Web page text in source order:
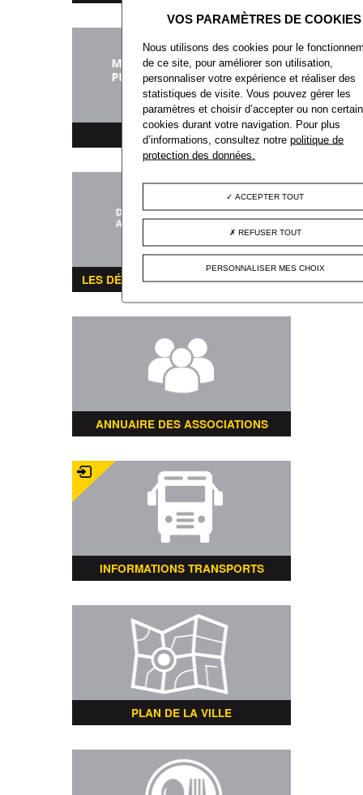
MARCHÉS PUBLICS
LES DÉMARCHES ADMINISTRATIVES
ANNUAIRE DES ASSOCIATIONS
INFORMATIONS TRANSPORTS
PLAN DE LA VILLE
Nous utilisons des cookies pour le
de ce site, pour améliorer son utilisation,
personnaliser votre expérience et réaliser des
statistiques de visite. Vous pouvez gérer les
paramètres et choisir d’accepter ou non
cookies durant votre navigation. Pour plus
d’informations, consultez notrepolitique de
protection des données.
ACCEPTER TOUT
REFUSER TOUT
PERSONNALISER MES CHOIX